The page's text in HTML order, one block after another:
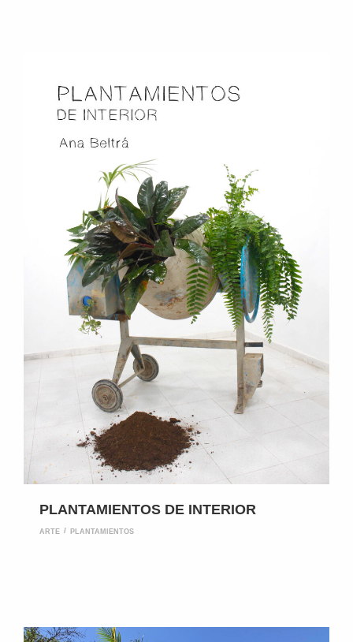
PLANTAMIENTOS DE INTERIOR
ARTE PLANTAMIENTOS